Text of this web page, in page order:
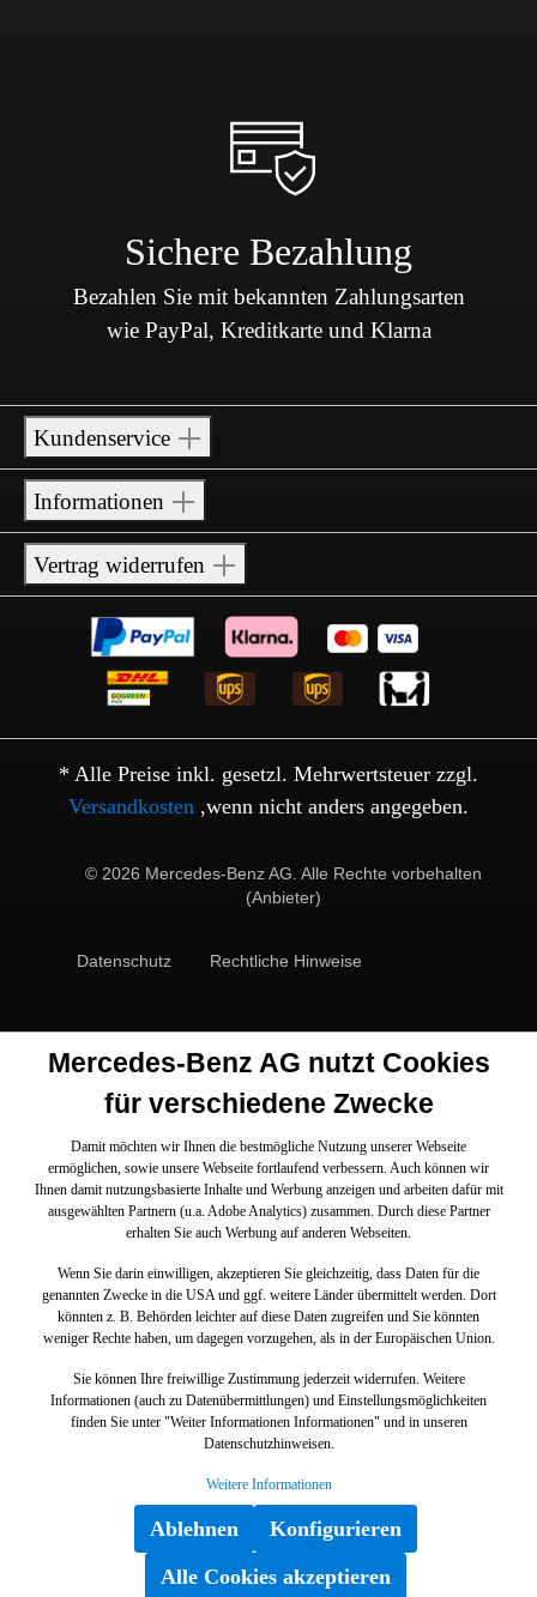
Sichere Bezahlung
Bezahlen Sie mit bekannten Zahlungsarten
wie PayPal, Kreditkarte und Klarna
Kundenservice
Informationen
Vertrag widerrufen
* Alle Preise inkl. gesetzl. Mehrwertsteuer zzgl.
Versandkosten ,wenn nicht anders angegeben.
© 2026 Mercedes-Benz AG. Alle Rechte vorbehalten
(Anbieter)
Datenschutz Rechtliche Hinweise
Mercedes-Benz AG nutzt Cookies
für verschiedene Zwecke
Damit möchten wir Ihnen die bestmögliche Nutzung unserer Webseite
ermöglichen, sowie unsere Webseite fortlaufend verbessern. Auch können wir
Ihnen damit nutzungsbasierte Inhalte und Werbung anzeigen und arbeiten dafür mit
ausgewählten Partnern (u.a. Adobe Analytics) zusammen. Durch diese Partner
erhalten Sie auch Werbung auf anderen Webseiten.
Wenn Sie darin einwilligen, akzeptieren Sie gleichzeitig, dass Daten für die
genannten Zwecke in die USA und ggf. weitere Länder übermittelt werden. Dort
könnten z. B. Behörden leichter auf diese Daten zugreifen und Sie könnten
weniger Rechte haben, um dagegen vorzugehen, als in der Europäischen Union.
Sie können Ihre freiwillige Zustimmung jederzeit widerrufen. Weitere
Informationen (auch zu Datenübermittlungen) und Einstellungsmöglichkeiten
finden Sie unter "Weiter Informationen Informationen" und in unseren
Datenschutzhinweisen.
Weitere Informationen
Ablehnen
Konfigurieren
Alle Cookies akzeptieren